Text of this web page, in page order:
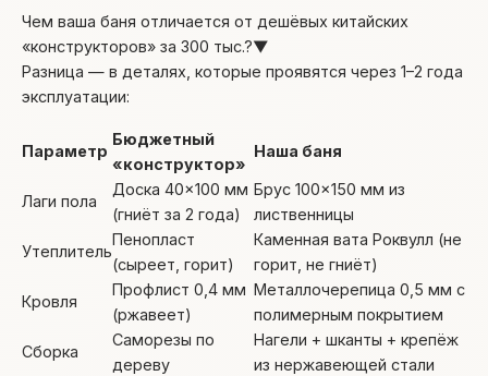
Чем ваша баня отличается от дешёвых китайских
«конструкторов» за 300 тыс.?▼
Разница — в деталях, которые проявятся через 1–2 года
эксплуатации:
Параметр
Бюджетный
«конструктор»
Наша баня
Лаги пола
Доска 40×100 мм
(гниёт за 2 года)
Брус 100×150 мм из
лиственницы
Утеплитель
Пенопласт
(сыреет, горит)
Каменная вата Роквулл (не
горит, не гниёт)
Кровля
Профлист 0,4 мм
(ржавеет)
Металлочерепица 0,5 мм с
полимерным покрытием
Сборка
Саморезы по
дереву
Нагели + шканты + крепёж
из нержавеющей стали